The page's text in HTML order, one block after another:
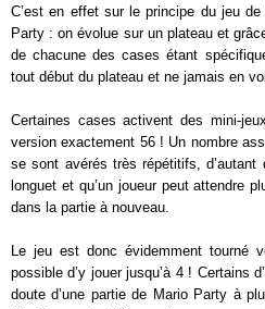
C’est en effet sur le principe du jeu
Party : on évolue sur un plateau et
de chacune des cases étant
tout début du plateau et ne jamais en
Certaines cases activent des mini-
version exactement 56 ! Un nombre
se sont avérés très répétitifs,
longuet et qu’un joueur peut attendre
dans la partie à nouveau.
Le jeu est donc évidemment tourné
possible d’y jouer jusqu’à 4 ! Certains
doute d’une partie de Mario Party à